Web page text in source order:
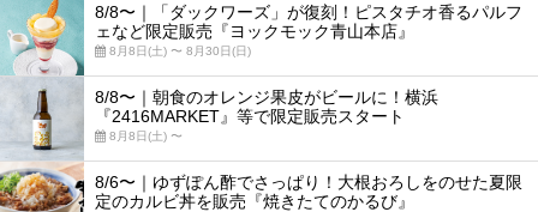
8/8〜｜「ダックワーズ」が復刻！ピスタチオ香るパルフ
ェなど限定販売『ヨックモック青山本店』
8月8日(土) 〜 8月30日(日)
8/8〜｜朝食のオレンジ果皮がビールに！横浜
『2416MARKET』等で限定販売スタート
8月8日(土) 〜
8/6〜｜ゆずぽん酢でさっぱり！大根おろしをのせた夏限
定のカルビ丼を販売『焼きたてのかるび』